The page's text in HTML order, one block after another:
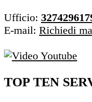
Ufficio:
E-mail: Richiedi
TOP TEN